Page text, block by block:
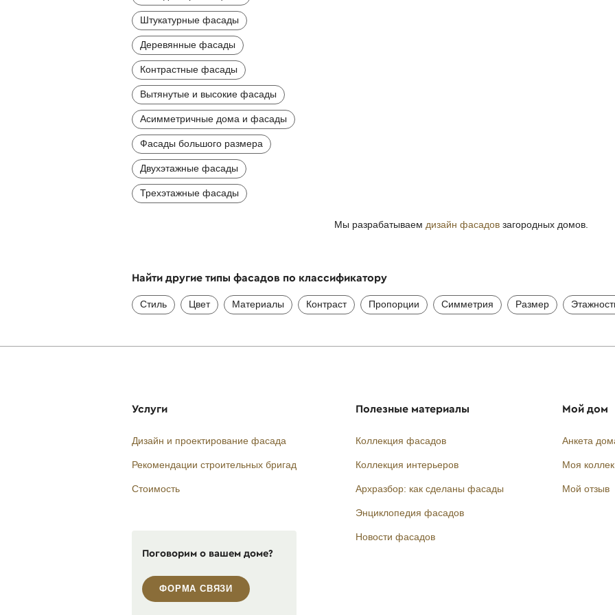
Штукатурные фасады
Деревянные фасады
Контрастные фасады
Вытянутые и высокие фасады
Асимметричные дома и фасады
Фасады большого размера
Двухэтажные фасады
Трехэтажные фасады
Мы разрабатываем дизайн фасадов загородных домов.
Найти другие типы фасадов по классификатору
Стиль Цвет Материалы Контраст Пропорции Симметрия Размер
Услуги
Дизайн и проектирование фасада
Рекомендации строительных бригад
Стоимость
Поговорим о вашем доме?
ФОРМА СВЯЗИ
Полезные материалы
Коллекция фасадов
Коллекция интерьеров
Архразбор: как сделаны фасады
Энциклопедия фасадов
Новости фасадов
Мой дом
Анкета
Моя
Мой отзыв